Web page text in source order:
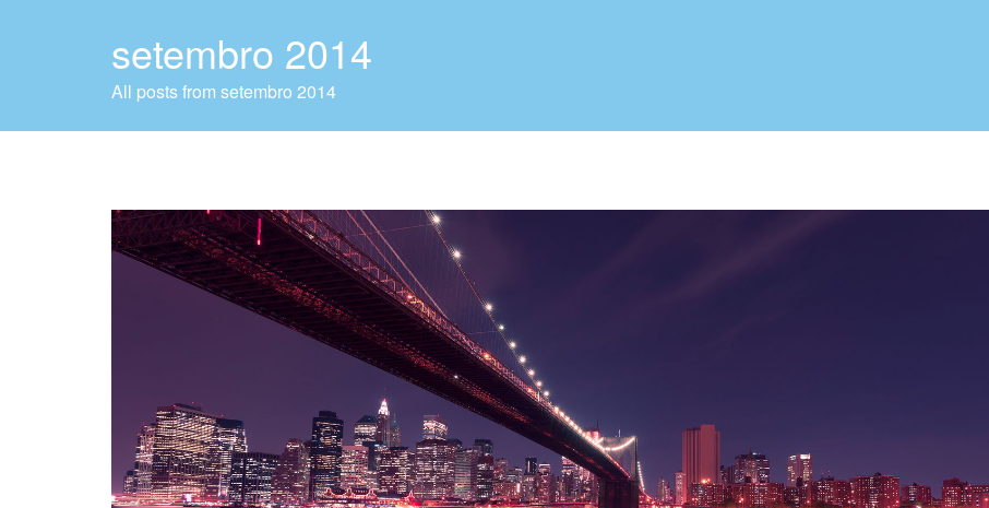
setembro 2014
All posts from setembro 2014